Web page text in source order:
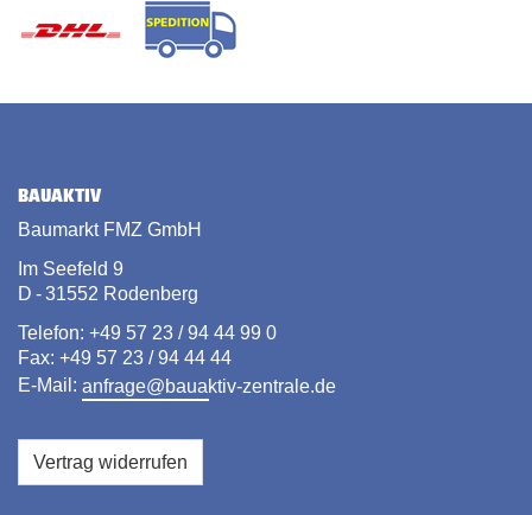
BAUAKTIV
Baumarkt FMZ GmbH
Im Seefeld 9
D - 31552 Rodenberg
Telefon: +49 57 23 / 94 44 99 0
Fax: +49 57 23 / 94 44 44
E-Mail: anfrage@bauaktiv-zentrale.de
Vertrag widerrufen